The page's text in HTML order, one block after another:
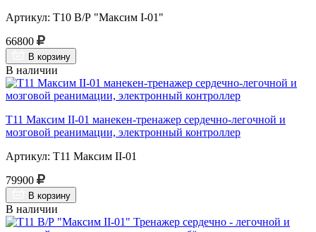
Артикул: Т10 В/Р "Максим I-01"
66800
В корзину
В наличии
Т11 Максим II-01 манекен-тренажер сердечно-легочной и
мозговой реанимации, электронный контроллер
Артикул: Т11 Максим II-01
79900
В корзину
В наличии